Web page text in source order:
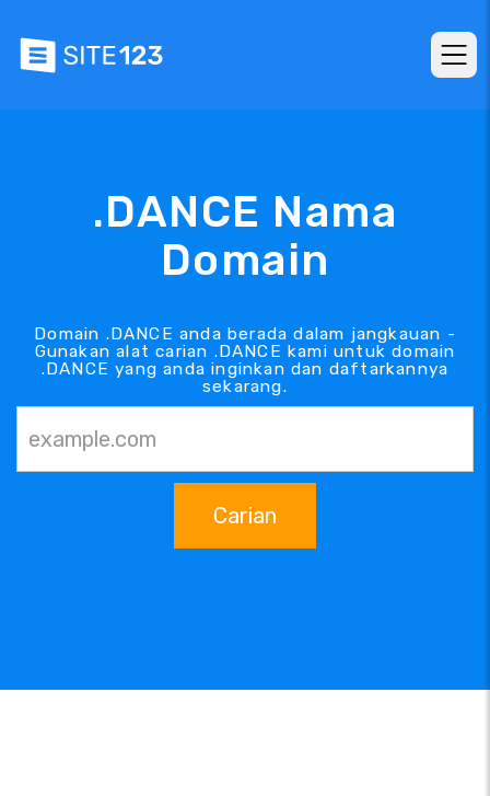
.DANCE Nama
Domain
Domain .DANCE anda berada dalam jangkauan -
Gunakan alat carian .DANCE kami untuk domain
.DANCE yang anda inginkan dan daftarkannya
sekarang.
Carian